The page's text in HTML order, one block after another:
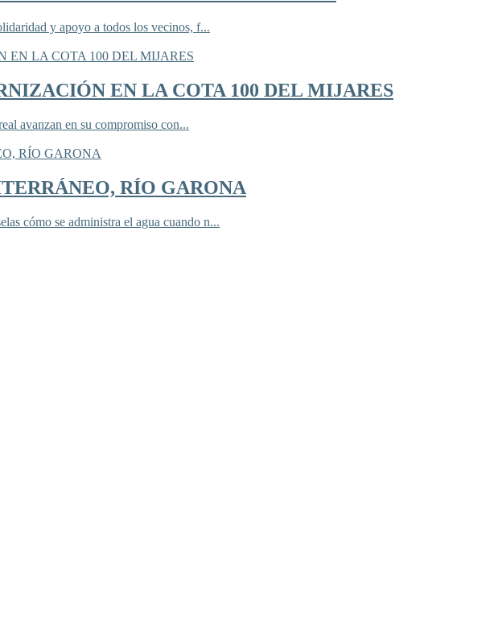
y apoyo a todos los vecinos, f...
EN LA COTA 100 DEL MIJARES
avanzan en su compromiso con...
RÍO GARONA
cómo se administra el agua cuando n...